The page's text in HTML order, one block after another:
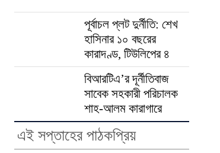
পূর্বাচল প্লট দুর্নীতি: শেখ
হাসিনার ১০ বছরের
কারাদণ্ড, টিউলিপের ৪
বিআরটিএ’র দূর্নীতিবাজ
সাবেক সহকারী পরিচালক
শাহ-আলম কারাগারে
এই সপ্তাহের পাঠকপ্রিয়